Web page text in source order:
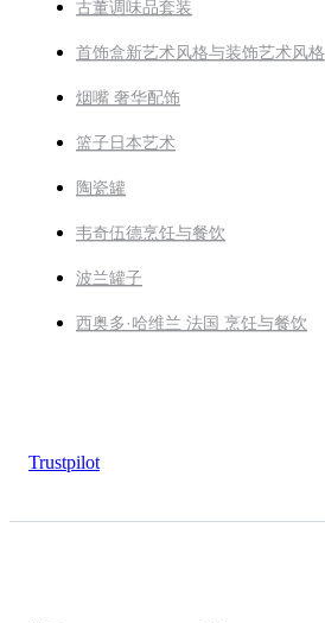
古董调味品套装
首饰盒新艺术风格与装饰艺术风格
烟嘴 奢华配饰
篮子日本艺术
陶瓷罐
韦奇伍德烹饪与餐饮
波兰罐子
西奥多·哈维兰 法国 烹饪与餐饮
Trustpilot